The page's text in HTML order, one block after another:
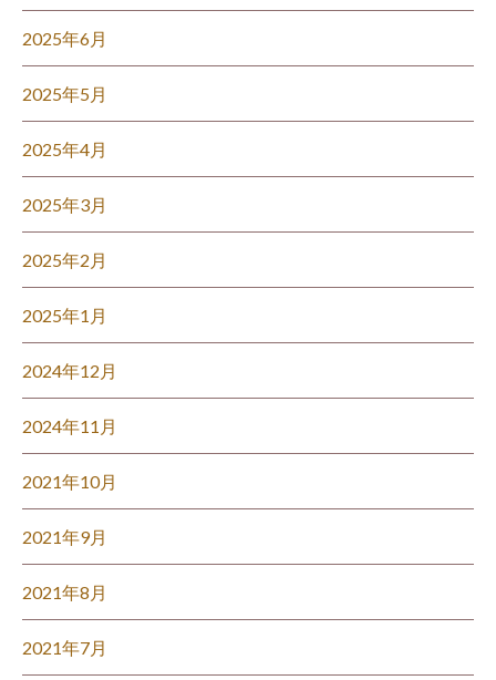
2025年6月
2025年5月
2025年4月
2025年3月
2025年2月
2025年1月
2024年12月
2024年11月
2021年10月
2021年9月
2021年8月
2021年7月